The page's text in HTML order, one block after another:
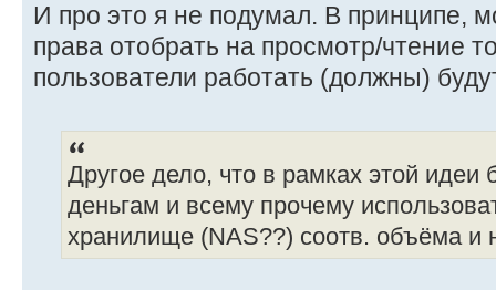
И про это я не подумал. В принципе,
права отобрать на просмотр/чтение
пользователи работать (должны)
Другое дело, что в рамках этой идеи
деньгам и всему прочему
хранилище (NAS??) соотв. объёма и